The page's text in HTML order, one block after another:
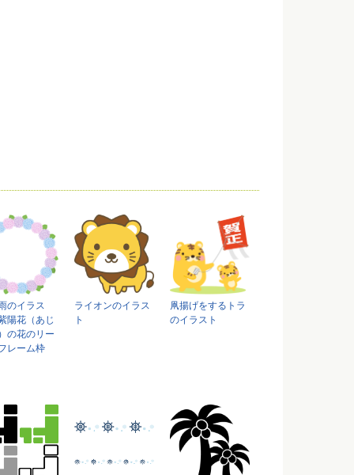
のイラス
陽花（あじ
の花のリー
レーム枠
ライオンのイラス
ト
凧揚げをするトラ
のイラスト